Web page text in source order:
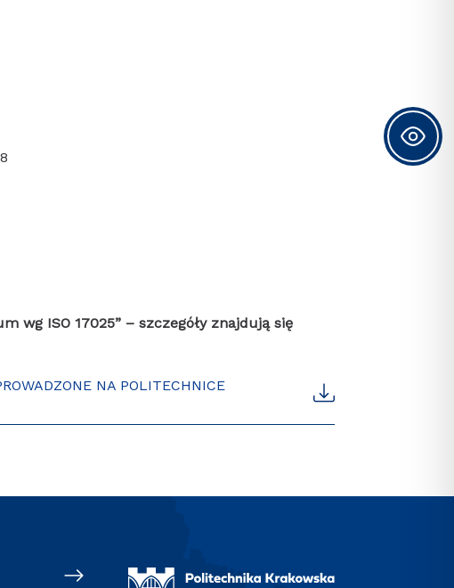
wg ISO 17025” – szczegóły znajdują się
NA POLITECHNICE